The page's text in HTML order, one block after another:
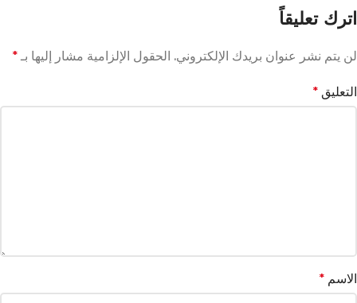
اترك تعليقاً
لن يتم نشر عنوان بريدك الإلكتروني. الحقول الإلزامية مشار إليها بـ *
التعليق *
الاسم *